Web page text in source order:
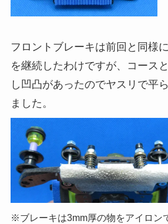
フロントブレーキは前回と同様
を継続したわけですが、コース
し凹凸があったのでヤスリで平
ました。
※ブレーキは3mm厚の物をアイロン